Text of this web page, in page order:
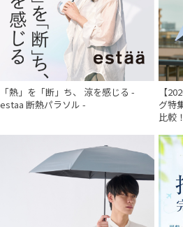
「熱」を「断」ち、 涼を感じる -
estaa 断熱パラソル -
【
グ特
比較！